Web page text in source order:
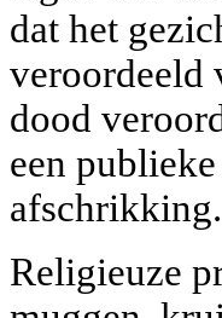
dat het
veroordeeld
dood
een
afschrikking.
Religieuze